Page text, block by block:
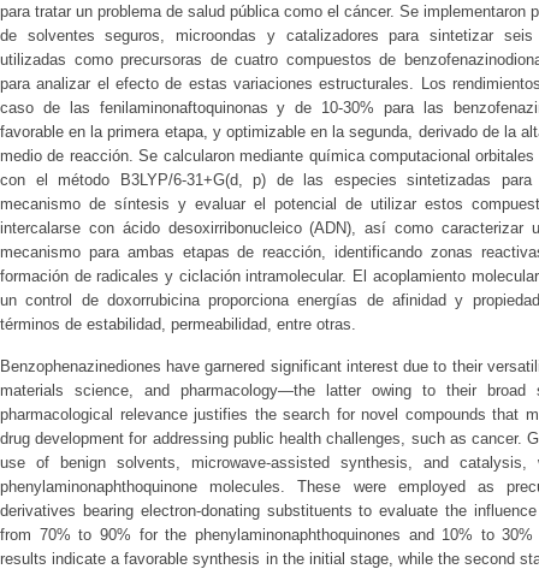
para tratar un problema de salud pública como el cáncer. Se implementaron
de solventes seguros, microondas y catalizadores para sintetizar seis
utilizadas como precursoras de cuatro compuestos de
para analizar el efecto de estas variaciones estructurales. Los
caso de las fenilaminonaftoquinonas y de 10-30% para las
favorable en la primera etapa, y optimizable en la segunda, derivado de la
medio de reacción. Se calcularon mediante química computacional
con el método B3LYP/6-31+G(d, p) de las especies sintetizadas para
mecanismo de síntesis y evaluar el potencial de utilizar estos
intercalarse con ácido desoxirribonucleico (ADN), así como
mecanismo para ambas etapas de reacción, identificando zonas
formación de radicales y ciclación intramolecular. El acoplamiento
un control de doxorrubicina proporciona energías de afinidad y
términos de estabilidad, permeabilidad, entre otras.
Benzophenazinediones have garnered significant interest due to their
materials science, and pharmacology—the latter owing to their broad
pharmacological relevance justifies the search for novel compounds that
drug development for addressing public health challenges, such as cancer.
use of benign solvents, microwave-assisted synthesis, and
phenylaminonaphthoquinone molecules. These were employed as
derivatives bearing electron-donating substituents to evaluate the
from 70% to 90% for the phenylaminonaphthoquinones and 10% to
results indicate a favorable synthesis in the initial stage, while the second